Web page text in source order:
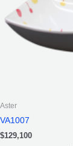
Aster
VA1007
$129,100